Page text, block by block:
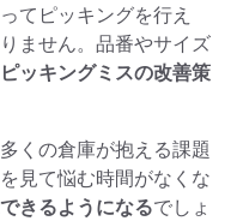
てピッキングを行え
ません。品番やサイズ
ピッキングミスの改善策
くの倉庫が抱える課題
見て悩む時間がなくな
きるようになるでしょ